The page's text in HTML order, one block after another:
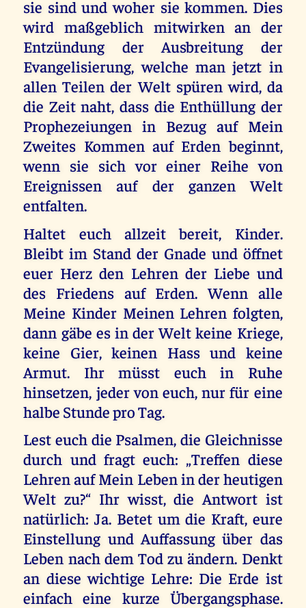
sie sind und woher sie kommen. Dies
wird maßgeblich mitwirken an der
Entzündung der Ausbreitung der
Evangelisierung, welche man jetzt in
allen Teilen der Welt spüren wird, da
die Zeit naht, dass die Enthüllung der
Prophezeiungen in Bezug auf Mein
Zweites Kommen auf Erden beginnt,
wenn sie sich vor einer Reihe von
Ereignissen auf der ganzen Welt
entfalten.
Haltet euch allzeit bereit, Kinder.
Bleibt im Stand der Gnade und öffnet
euer Herz den Lehren der Liebe und
des Friedens auf Erden. Wenn alle
Meine Kinder Meinen Lehren folgten,
dann gäbe es in der Welt keine Kriege,
keine Gier, keinen Hass und keine
Armut. Ihr müsst euch in Ruhe
hinsetzen, jeder von euch, nur für eine
halbe Stunde pro Tag.
Lest euch die Psalmen, die Gleichnisse
durch und fragt euch: „Treffen diese
Lehren auf Mein Leben in der heutigen
Welt zu?“ Ihr wisst, die Antwort ist
natürlich: Ja. Betet um die Kraft, eure
Einstellung und Auffassung über das
Leben nach dem Tod zu ändern. Denkt
an diese wichtige Lehre: Die Erde ist
einfach eine kurze Übergangsphase.